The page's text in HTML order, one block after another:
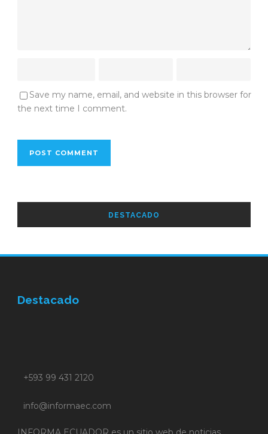
Save my name, email, and website in this browser for
the next time I comment.
DESTACADO
Destacado
+593 99 431 2120
info@informaec.com